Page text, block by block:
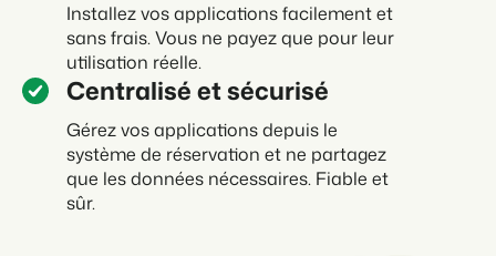
Installez vos applications facilement et
sans frais. Vous ne payez que pour leur
utilisation réelle.
Centralisé et sécurisé
Gérez vos applications depuis le
système de réservation et ne partagez
que les données nécessaires. Fiable et
sûr.